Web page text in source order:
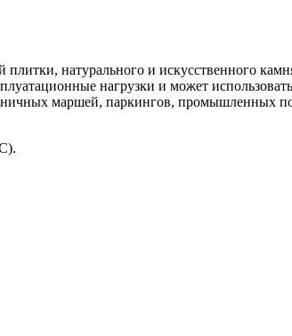
натурального и искусственного
нагрузки и может
маршей, паркингов, промышленных